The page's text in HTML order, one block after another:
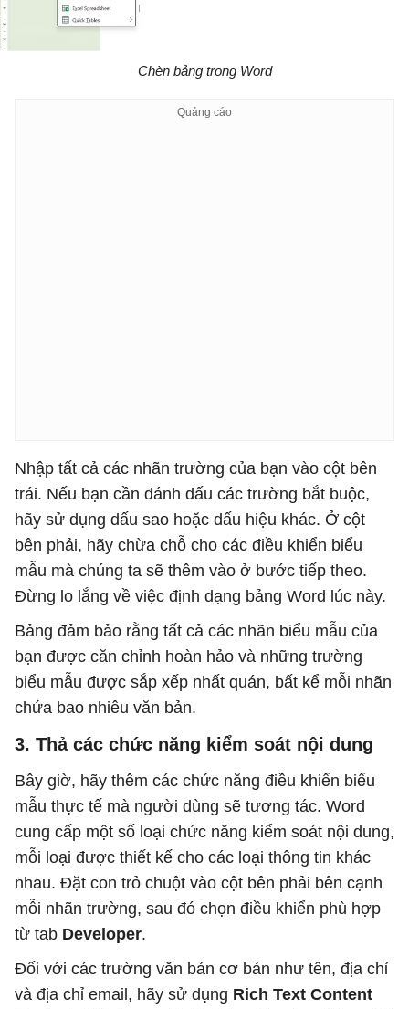
Chèn bảng trong Word
Nhập tất cả các nhãn trường của bạn vào cột bên
trái. Nếu bạn cần đánh dấu các trường bắt buộc,
hãy sử dụng dấu sao hoặc dấu hiệu khác. Ở cột
bên phải, hãy chừa chỗ cho các điều khiển biểu
mẫu mà chúng ta sẽ thêm vào ở bước tiếp theo.
Đừng lo lắng về việc định dạng bảng Word lúc này.
Bảng đảm bảo rằng tất cả các nhãn biểu mẫu của
bạn được căn chỉnh hoàn hảo và những trường
biểu mẫu được sắp xếp nhất quán, bất kể mỗi nhãn
chứa bao nhiêu văn bản.
3. Thả các chức năng kiểm soát nội dung
Bây giờ, hãy thêm các chức năng điều khiển biểu
mẫu thực tế mà người dùng sẽ tương tác. Word
cung cấp một số loại chức năng kiểm soát nội dung,
mỗi loại được thiết kế cho các loại thông tin khác
nhau. Đặt con trỏ chuột vào cột bên phải bên cạnh
mỗi nhãn trường, sau đó chọn điều khiển phù hợp
từ tab Developer.
Đối với các trường văn bản cơ bản như tên, địa chỉ
và địa chỉ email, hãy sử dụng Rich Text Content